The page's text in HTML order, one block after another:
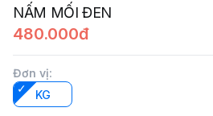
NẤM MỐI ĐEN
480.000đ
Đơn vị:
KG